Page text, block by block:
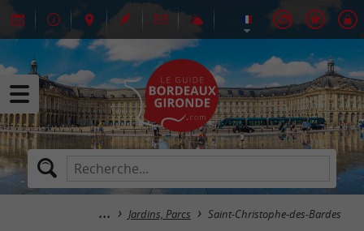
Jardins, Parcs Saint-Christophe-des-Bardes